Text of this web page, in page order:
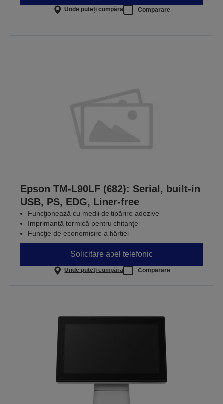
Unde puteți cumpăra Comparare
Epson TM-L90LF (682): Serial, built-in
USB, PS, EDG, Liner-free
Funcţionează cu medii de tipărire adezive
Imprimantă termică pentru chitanţe
Funcţie de economisire a hârtiei
Solicitare apel telefonic
Unde puteți cumpăra Comparare